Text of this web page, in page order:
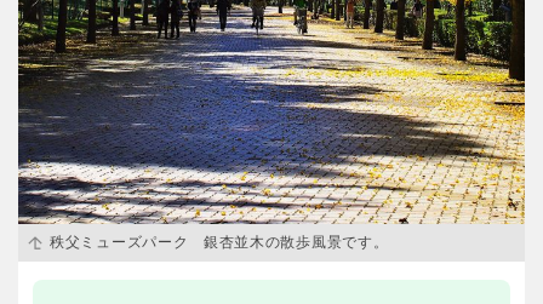
秩父ミューズパーク 銀杏並木の散歩風景です。